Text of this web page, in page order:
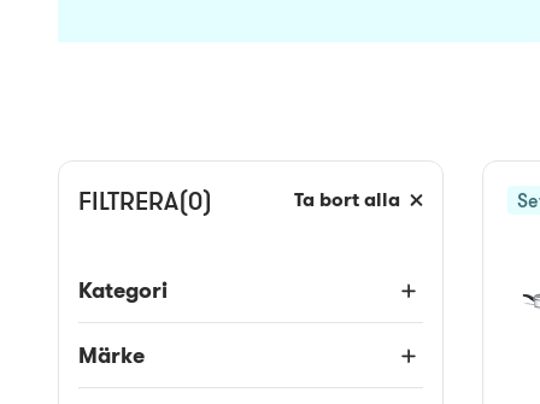
FILTRERA(0) Ta bort alla
Kategori
Märke